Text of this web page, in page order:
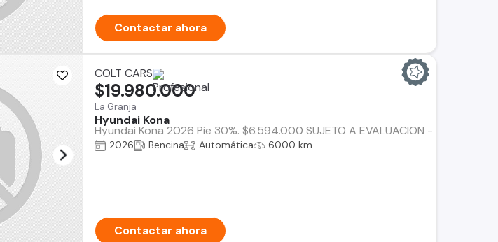
Contactar ahora
COLT CARS
La Granja
Hyundai Kona
Hyundai Kona 2026 Pie 30%. $6.594.000 SUJETO A EVALUACION - Único
$19.980.000
2026 Bencina Automática 6000 km
Contactar ahora